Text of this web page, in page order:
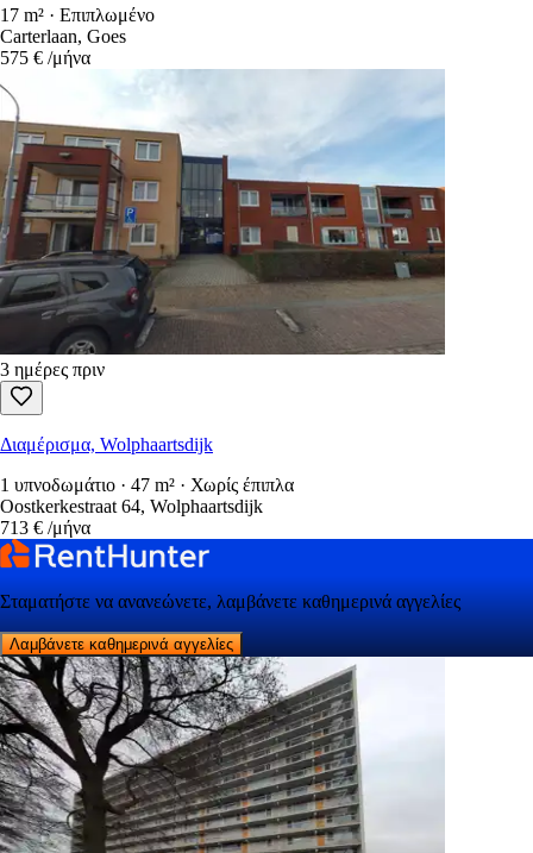
17 m² · Επιπλωμένο
Carterlaan, Goes
575 € /μήνα
3 ημέρες πριν
Διαμέρισμα, Wolphaartsdijk
1 υπνοδωμάτιο · 47 m² · Χωρίς έπιπλα
Oostkerkestraat 64, Wolphaartsdijk
713 € /μήνα
Σταματήστε να ανανεώνετε, λαμβάνετε καθημερινά αγγελίες
Λαμβάνετε καθημερινά αγγελίες